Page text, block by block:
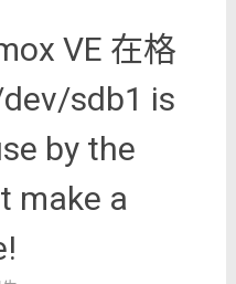
VE 在格
sdb1 is
by the
make a